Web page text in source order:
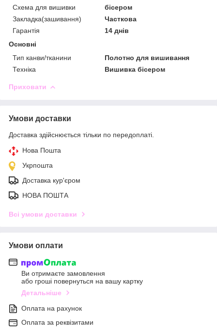
Схема для вишивки
бісером
Закладка(зашивання)
Часткова
Гарантія
14 днів
Основні
Тип канви/тканини
Полотно для вишивання
Техніка
Вишивка бісером
Приховати
Умови доставки
Доставка здійснюється тільки по передоплаті.
Нова Пошта
Укрпошта
Доставка кур'єром
НОВА ПОШТА
Всі умови доставки
Умови оплати
Ви отримаєте замовлення
або гроші повернуться на вашу картку
Детальніше
Оплата на рахунок
Оплата за реквізитами